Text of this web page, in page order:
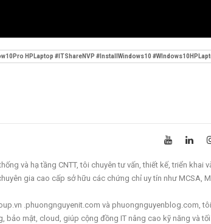
HPLaptop #ITShareNVP #InstallWindows10
và hạ tầng CNTT, tôi chuyên tư vấn, thiết kế, triển khai
gia cao cấp sở hữu các chứng chỉ uy tín như MCSA,
.phuongnguyenit.com và phuongnguyenblog.com,
bảo mật, cloud, giúp cộng đồng IT nâng cao kỹ năng và